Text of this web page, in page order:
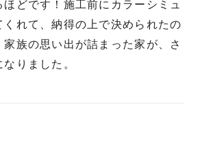
ほどです！施工前にカラーシミュ
くれて、納得の上で決められたの
家族の思い出が詰まった家が、さ
りました。